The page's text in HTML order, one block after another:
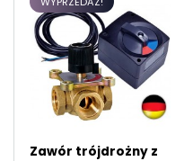
Zawór trójdrożny z